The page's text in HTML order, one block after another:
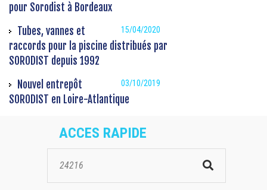
pour Sorodist à Bordeaux
15/04/2020
Tubes, vannes et
raccords pour la piscine distribués par
SORODIST depuis 1992
03/10/2019
Nouvel entrepôt
SORODIST en Loire-Atlantique
ACCES RAPIDE